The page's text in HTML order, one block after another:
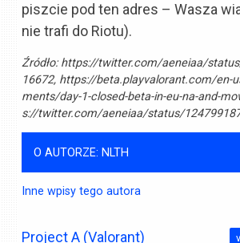
piszcie pod ten adres – Wasza
nie trafi do Riotu).
Źródło:https://twitter.com/aeneiaa/
16672, https://beta.playvalorant.com/en-
ments/day-1-closed-beta-in-eu-na-and-
s://twitter.com/aeneiaa/status/
O AUTORZE: NLTH
Inne wpisy tego autora
Project A (Valorant)